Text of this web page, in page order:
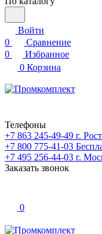
Войти
0
Сравнение
0
Избранное
0 Корзина
Телефоны
+7 863 245-49-49 г.
+7 800 775-41-03
+7 495 256-44-03 г.
Заказать звонок
0